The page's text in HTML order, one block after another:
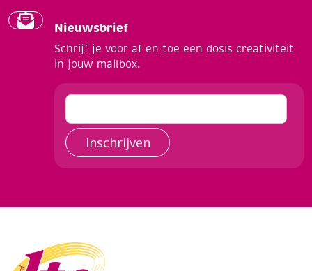
Nieuwsbrief
Schrijf je voor af en toe een dosis creativiteit
in jouw mailbox.
Inschrijven